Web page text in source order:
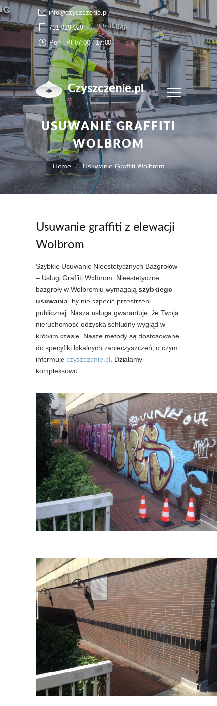
info@czyszczenie.pl
731 029 029
Pon - Pt 07:00 - 17:00
Czyszczenie.pl
USUWANIE GRAFFITI
WOLBROM
Home / Usuwanie Graffiti Wolbrom
Usuwanie graffiti z elewacji
Wolbrom
Szybkie Usuwanie Nieestetycznych Bazgrołów
– Usługi Graffiti Wolbrom. Nieestetyczne
bazgroły w Wolbromiu wymagają szybkiego
usuwania , by nie szpecić przestrzeni
publicznej. Nasza usługa gwarantuje, że Twoja
nieruchomość odzyska schludny wygląd w
krótkim czasie. Nasze metody są dostosowane
do specyfiki lokalnych zanieczyszczeń, o czym
informuje czyszczenie.pl . Działamy
kompleksowo.